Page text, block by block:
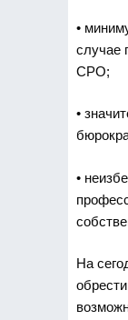
•
случае
СРО;
•
•
На